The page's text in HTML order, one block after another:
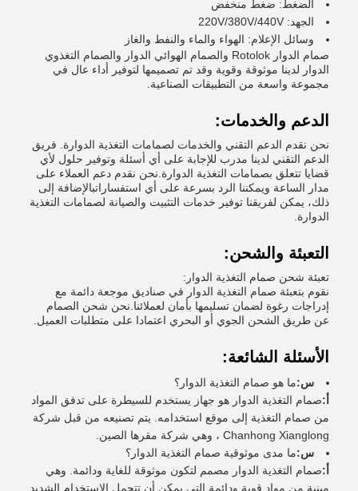
الضغط: ضغط منخفض
الجهد: 220V/380V/440V
وسائل الإعلام: الهواء والماء والنفط والغاز
صمام الدوار Rotolok والصمام الهوائي الدوار والصمام التغذوي
الدوار لدينا موثوقة وقوية وقد تم تصميمها لتوفير أداء عال في
مجموعة واسعة من التطبيقات الصناعية.
الدعم والخدمات:
نحن نقدم الدعم التقني والخدمات لصمامات التغذية الدوارة. فريق
الدعم التقني لدينا مدرب للإجابة على أي أسئلة وتوفير حلول لأي
قضايا تتعلق بصمامات التغذية الدوارة.نحن نقدم دعم العملاء على
مدار الساعة ويمكننا الرد بسرعة على أي استفساراتبالإضافة إلى
ذلك، يمكن لفريقنا توفير خدمات التثبيت والصيانة لصمامات التغذية
الدوارة.
التعبئة والشحن:
تعبئة شحن صمام التغذية الدوار:
نقوم بتعبئة صمام التغذية الدوار في صناديق موجعة دائمة مع
إدراجات رغوة لضمان تسليمها بأمان لعملائنا.نحن شحن الصمام
عن طريق الشحن الجوي أو البحري اعتمادا على متطلبات العميل.
الأسئلة الشائعة:
س:ما هو صمام التغذية الدوار؟
أ:صمام التغذية الدوار هو جهاز يستخدم للسيطرة على تدفق المواد
من صمام التغذية إلى موقع استخدامه. يتم تصنيعه من قبل شركة
Chanhong Xianglong ، وهي شركة مقرها الصين.
س:ما مدى موثوقية صمام التغذية الدوار؟
أ:صمام التغذية الدوار مصمم لتكون موثوقة للغاية ودائمة. وهي
مبنية من مواد قوية ودائمة التي يمكن أن تتحمل الاستخدام الشديد